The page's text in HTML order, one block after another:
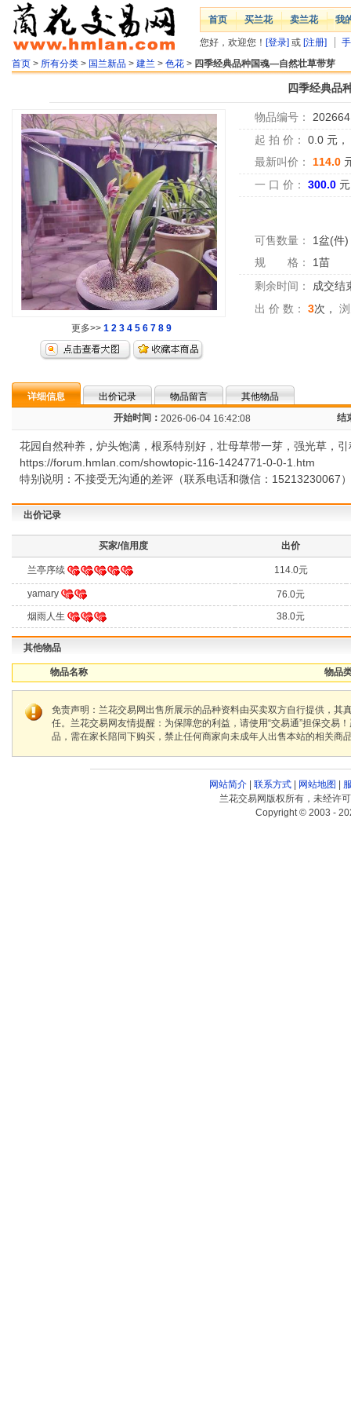
首页 买兰花 卖兰花 我
您好，欢迎您！ [登录] 或 [注册]
首页 > 所有分类 > 国兰新品 > 建兰 > 色花 > 四季经典品种国魂—自然壮草带芽
四季经典品
更多>> 1 2 3 4 5 6 7 8 9
物品编号：
起 拍 价：
0.0 元，
最新叫价：
114.0
一 口 价：
300.0 元
可售数量： 1盆(件)
规 格：
1苗
剩余时间：
成交结
出 价 数：
3次，
详细信息 出价记录 物品留言
其他物品
开始时间： 2026-06-04 16:42:08 结
花园自然种养，炉头饱满，根系特别好，壮母草带一芽，强光草，
https://forum.hmlan.com/showtopic-116-1424771-0-0-1.htm
特别说明：不接受无沟通的差评（联系电话和微信：15213230067
出价记录
买家/信用度 出价
兰亭序续 114.0元
yamary
76.0元
烟雨人生
38.0元
其他物品
物品名称 物品
免责声明：兰花交易网出售所展示的品种资料由买卖双方自行提供，
任。兰花交易网友情提醒：为保障您的利益，请使用“交易通”担保交
品，需在家长陪同下购买，禁止任何商家向未成年人出售本站的相关商
网站简介| 联系方式| 网站地图
兰花交易网版权所有，未经许
Copyright © 2003 -